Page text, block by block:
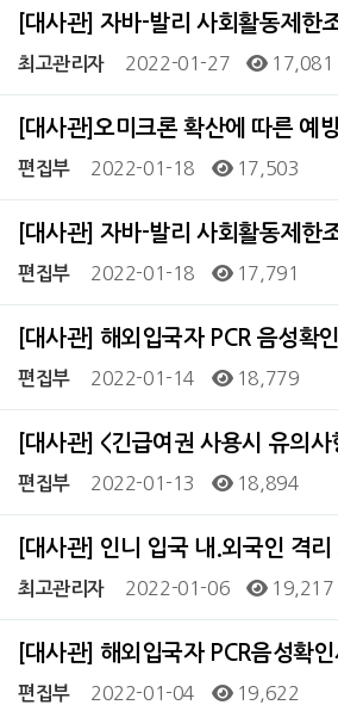
[대사관] 자바-발리 사회활동제
최고관리자 2022-01-27 17,081
[대사관]오미크론 확산에 따른 예
편집부 2022-01-18 17,503
[대사관] 자바-발리 사회활동제
편집부 2022-01-18 17,791
[대사관] 해외입국자 PCR 음성확
편집부 2022-01-14 18,779
[대사관] <긴급여권 사용시 유의
편집부 2022-01-13 18,894
[대사관] 인니 입국 내.외국인 격
최고관리자 2022-01-06 19,217
[대사관] 해외입국자 PCR음성확
편집부 2022-01-04 19,622